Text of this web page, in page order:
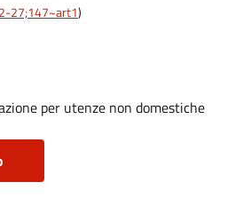
27;147~art1)
per utenze non domestiche